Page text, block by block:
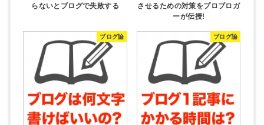
らないとブログで失敗する
させるための対策をプロブロガ
ーが伝授!
ブログ論 ブログ論